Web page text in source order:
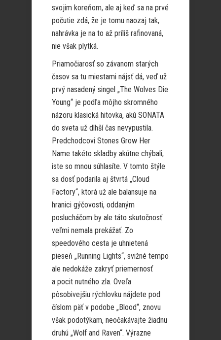
svojim koreňom, ale aj keď sa na prvé
počutie zdá, že je tomu naozaj tak,
nahrávka je na to až príliš rafinovaná,
nie však plytká.
Priamočiarosť so závanom starých
časov sa tu miestami nájsť dá, veď už
prvý nasadený singel „The Wolves Die
Young“ je podľa môjho skromného
názoru klasická hitovka, akú SONATA
do sveta už dlhší čas nevypustila.
Predchodcovi Stones Grow Her
Name takéto skladby akútne chýbali,
iste so mnou súhlasíte. V tomto štýle
sa dosť podarila aj štvrtá „Cloud
Factory“, ktorá už ale balansuje na
hranici gýčovosti, oddaným
poslucháčom by ale táto skutočnosť
veľmi nemala prekážať. Zo
speedového cesta je uhnietená
pieseň „Running Lights“, svižné tempo
ale nedokáže zakryť priemernosť
a pocit nutného zla. Oveľa
pôsobivejšiu rýchlovku nájdete pod
číslom päť v podobe „Blood“, znovu
však podotýkam, neočakávajte žiadnu
druhú „Wolf and Raven“. Výrazne